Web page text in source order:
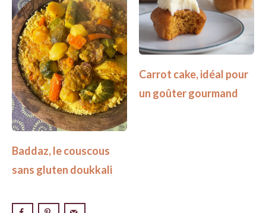
Baddaz, le couscous
sans gluten doukkali
Carrot cake, idéal pour
un goûter gourmand